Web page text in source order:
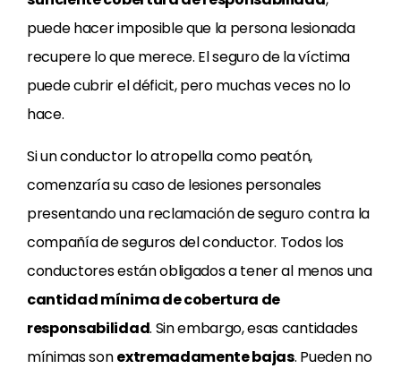
puede hacer imposible que la persona lesionada
recupere lo que merece. El seguro de la víctima
puede cubrir el déficit, pero muchas veces no lo
hace.
Si un conductor lo atropella como peatón,
comenzaría su caso de lesiones personales
presentando una reclamación de seguro contra la
compañía de seguros del conductor. Todos los
conductores están obligados a tener al menos una
cantidad mínima de cobertura de
responsabilidad. Sin embargo, esas cantidades
mínimas sonextremadamente bajas. Pueden no